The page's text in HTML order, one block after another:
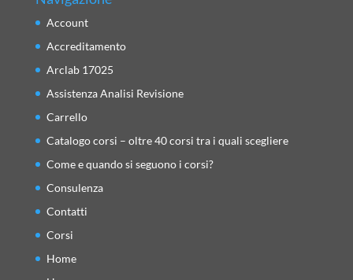
Account
Accreditamento
Arclab 17025
Assistenza Analisi Revisione
Carrello
Catalogo corsi – oltre 40 corsi tra i quali scegliere
Come e quando si seguono i corsi?
Consulenza
Contatti
Corsi
Home